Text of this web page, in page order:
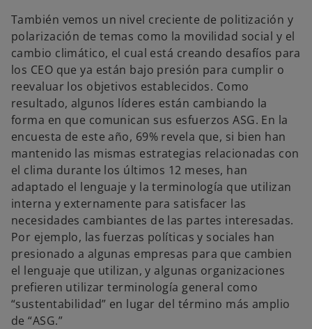
También vemos un nivel creciente de politización y
polarización de temas como la movilidad social y el
cambio climático, el cual está creando desafíos para
los CEO que ya están bajo presión para cumplir o
reevaluar los objetivos establecidos. Como
resultado, algunos líderes están cambiando la
forma en que comunican sus esfuerzos ASG. En la
encuesta de este año, 69% revela que, si bien han
mantenido las mismas estrategias relacionadas con
el clima durante los últimos 12 meses, han
adaptado el lenguaje y la terminología que utilizan
interna y externamente para satisfacer las
necesidades cambiantes de las partes interesadas.
Por ejemplo, las fuerzas políticas y sociales han
presionado a algunas empresas para que cambien
el lenguaje que utilizan, y algunas organizaciones
prefieren utilizar terminología general como
“sustentabilidad” en lugar del término más amplio
de “ASG.”